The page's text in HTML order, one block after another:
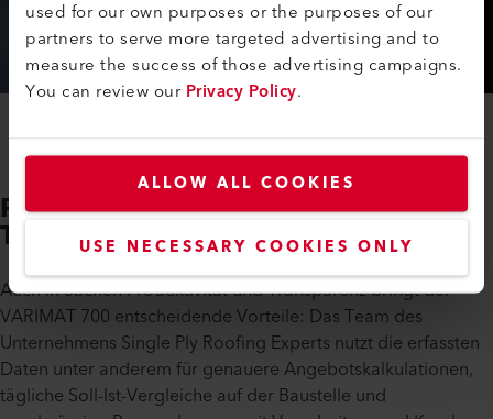
used for our own purposes or the purposes of our
partners to serve more targeted advertising and to
measure the success of those advertising campaigns.
You can review ourPrivacy Policy.
ALLOW ALL COOKIES
USE NECESSARY COOKIES ONLY
Produktivität erhöhen –
Teamarbeit fördern
Auch in Sachen Produktivität und Transparenz bringt der
VARIMAT 700 entscheidende Vorteile: Das Team des
Unternehmens Single Ply Roofing Experts nutzt die erfassten
Daten unter anderem für genauere Angebotskalkulationen,
tägliche Soll-Ist-Vergleiche auf der Baustelle und